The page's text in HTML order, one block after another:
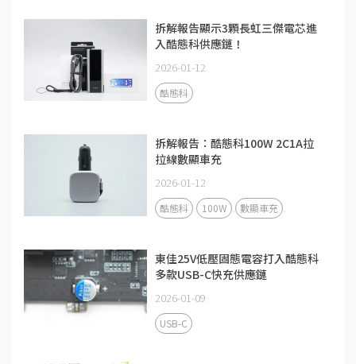
拆解報告顯示3顆長虹三傑電芯進
入酷態科供應鏈！
2026-01-12
酷態科
拆解報告：酷態科100W 2C1A拉
拉線數顯車充
2026-01-12
酷態科 100W 數顯車充
東佳25V低壓固態電容打入酷態科
多款USB-C快充供應鏈
2026-01-09
USB-C